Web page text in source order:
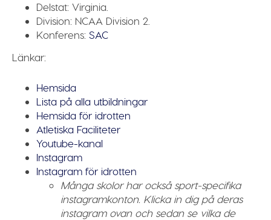
Delstat:Virginia.
Division: NCAA Division 2.
Konferens: SAC
Länkar:
Hemsida
Lista på alla utbildningar
Hemsida för idrotten
Atletiska Faciliteter
Youtube-kanal
Instagram
Instagram för idrotten
Många skolor har också sport-specifika
instagramkonton. Klicka in dig på deras
instagram ovan och sedan se vilka de